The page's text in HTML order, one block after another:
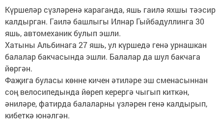
Күршеләр сүзләренә караганда, яшь гаилә яхшы тәэсир
калдырган. Гаилә башлыгы Илнар Гыйбадуллинга 30
яшь, автомеханик булып эшли.
Хатыны Альбинага 27 яшь, ул күршедә генә урнашкан
балалар бакчасында эшли. Балалар да шул бакчага
йөргән.
Фаҗига буласы көнне кичен әтиләре эш сменасыннан
соң велосипедында йөреп керергә чыгып киткән,
әниләре, фатирда балаларны үзләрен генә калдырып,
кибеткә юнәлгән.